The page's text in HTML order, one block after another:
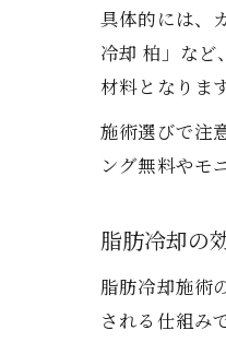
具体的には、
冷却 柏」など
材料となります
施術選びで注
ング無料やモ
脂肪冷却の
脂肪冷却施術
される仕組み